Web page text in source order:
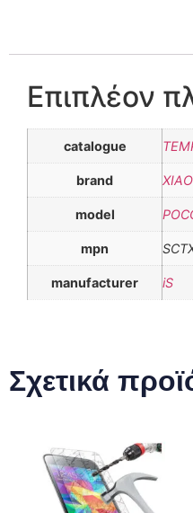
Επιπλέον
catalogue
brand
model
mpn
manufacturer iS
Σχετικά